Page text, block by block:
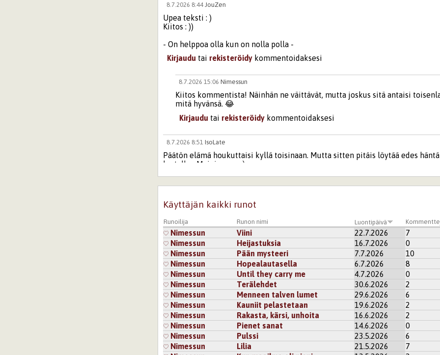
8.7.2026 8:44 JouZen
Upea teksti : )
Kiitos : ))
- On helppoa olla kun on nolla polla -
Kirjaudu tai rekisteröidy kommentoidaksesi
8.7.2026 15:06 Nimessun
Kiitos kommentista! Näinhän ne väittävät, mutta joskus sitä antaisi
mitä hyvänsä. 😂
Kirjaudu tai rekisteröidy kommentoidaksesi
8.7.2026 8:51 IsoLate
Päätön elämä houkuttaisi kyllä toisinaan. Mutta sitten pitäis löytää edes
kartalla... Mainio runo :)
Kirjaudutairekisteröidykommentoidaksesi
8.7.2026 15:09Nimessun
Jos tuo "ei päätä eikä häntää" -fraasi olisi juolahtanut kirjoittaessa
takuulla päätynyt tähän runoon. 😄 Rakastan kaikkia idiomeja, vertauksia
Kirjaudutairekisteröidykommentoidaksesi
9.7.2026 13:02 IsoLate
Arkipäivän Fingerporismi piristää aina mieltä. Vaikka leikki-ikä onkin
niin onneksi saa leikkiä vielä sanoilla ihan luvan kanssa :D
Kirjaudutairekisteröidykommentoidaksesi
8.7.2026 12:07
Käyttäjän kaikki runot
Runoilija Runon nimi Luontipäivä
Nimessun Viini 22.7.2026 7
Nimessun
Heijastuksia 16.7.2026 0
Nimessun
Pään mysteeri 7.7.2026 10
Nimessun
Hopealautasella 6.7.2026 8
Nimessun
Until they carry me 4.7.2026 0
Nimessun
Terälehdet 30.6.2026 2
Nimessun
Menneen talven lumet 29.6.2026 6
Nimessun
Kauniit pelastetaan 19.6.2026 2
Nimessun
Rakasta, kärsi, unhoita 16.6.2026 2
Nimessun
Pienet sanat 14.6.2026 0
Nimessun
Pulssi 23.5.2026 6
Nimessun
Lilia 21.5.2026 7